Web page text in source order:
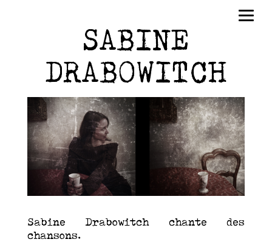
SABINE
DRABOWITCH
Sabine Drabowitch chante des
chansons.